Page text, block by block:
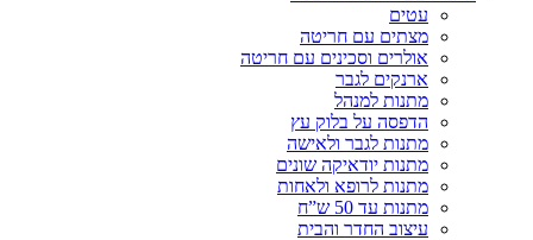
עטים
מצתים עם חריטה
אולרים וסכינים עם חריטה
ארנקים לגבר
מתנות למנהל
הדפסה על בלוק עץ
מתנות לגבר ולאישה
מתנות יודאיקה שונים
מתנות לרופא ולאחות
מתנות עד 50 ש”ח
עיצוב החדר והבית